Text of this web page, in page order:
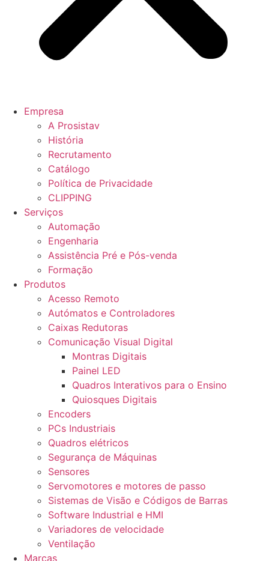
Empresa
A Prosistav
História
Recrutamento
Catálogo
Política de Privacidade
CLIPPING
Serviços
Automação
Engenharia
Assistência Pré e Pós-venda
Formação
Produtos
Acesso Remoto
Autómatos e Controladores
Caixas Redutoras
Comunicação Visual Digital
Montras Digitais
Painel LED
Quadros Interativos para o Ensino
Quiosques Digitais
Encoders
PCs Industriais
Quadros elétricos
Segurança de Máquinas
Sensores
Servomotores e motores de passo
Sistemas de Visão e Códigos de Barras
Software Industrial e HMI
Variadores de velocidade
Ventilação
Marcas